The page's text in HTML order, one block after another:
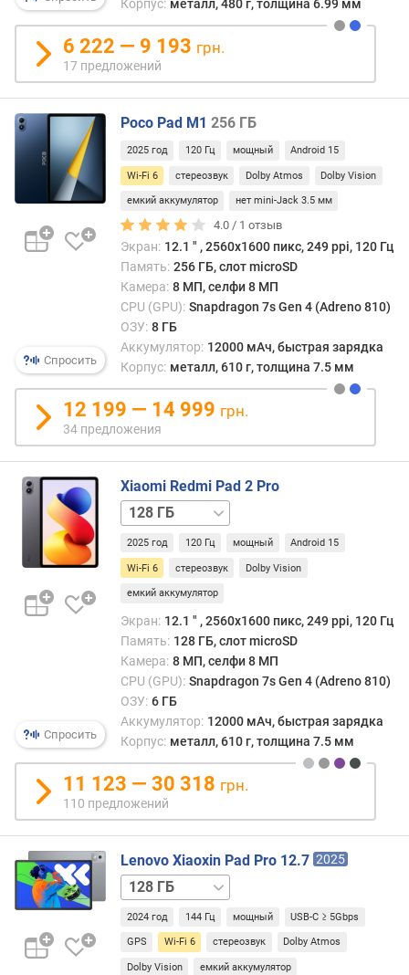
о
т
д
о
р
о
г
и
е
ш
п
о
о
т
з
ы
в
а
м
п
д
а
а
в
е
я
п
о
о
л
Корпус: металл, 480 г, толщина 6.99 мм
6 222 — 9 193 грн.
17 предложений
Спросить
Poco Pad M1 256 ГБ
2025 год 120 Гц мощный Android 15
Wi-Fi 6 стереозвук Dolby Atmos Dolby Vision
емкий аккумулятор нет mini-Jack 3.5 мм
4.0 / 1 отзыв
Экран: 12.1 ″ , 2560x1600 пикс, 249 ppi, 120 Гц
Память: 256 ГБ, слот microSD
Камера: 8 МП, селфи 8 МП
CPU (GPU): Snapdragon 7s Gen 4 (Adreno 810)
ОЗУ: 8 ГБ
Аккумулятор: 12000 мАч, быстрая зарядка
Корпус: металл, 610 г, толщина 7.5 мм
12 199 — 14 999 грн.
34 предложения
Спросить
Xiaomi Redmi Pad 2 Pro
128 ГБ
/
5G256 ГБ
256 ГБ
2025 год 120 Гц мощный Android 15
Wi-Fi 6 стереозвук Dolby Vision
емкий аккумулятор
Экран: 12.1 ″ , 2560x1600 пикс, 249 ppi, 120 Гц
Память: 128 ГБ, слот microSD
Камера: 8 МП, селфи 8 МП
CPU (GPU): Snapdragon 7s Gen 4 (Adreno 810)
ОЗУ: 6 ГБ
Аккумулятор: 12000 мАч, быстрая зарядка
Корпус: металл, 610 г, толщина 7.5 мм
11 123 — 30 318 грн.
110 предложений
Lenovo Xiaoxin Pad Pro 12.7 2025
256 ГБ
2024 год 144 Гц мощный USB-C ≥ 5Gbps
GPS Wi-Fi 6 стереозвук Dolby Atmos
Dolby Vision емкий аккумулятор